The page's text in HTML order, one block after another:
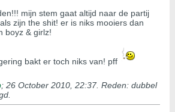
mijn stem gaat altijd naar de partij
zijn the shit! er is niks mooiers dan
boyz & girlz!
bakt er toch niks van! pff
; 26 October 2010, 22:37. Reden: dubbel